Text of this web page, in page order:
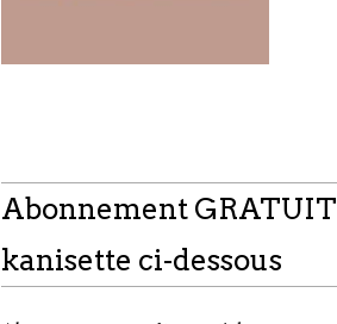
Abonnement GRATUIT
kanisette ci-dessous